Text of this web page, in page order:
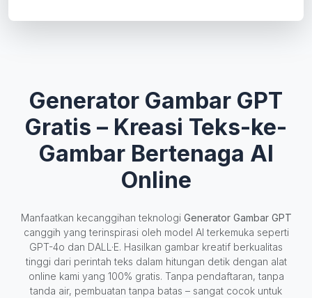
Generator Gambar GPT
Gratis – Kreasi Teks-ke-
Gambar Bertenaga AI
Online
Manfaatkan kecanggihan teknologi Generator Gambar GPT
canggih yang terinspirasi oleh model AI terkemuka seperti
GPT-4o dan DALL·E. Hasilkan gambar kreatif berkualitas
tinggi dari perintah teks dalam hitungan detik dengan alat
online kami yang 100% gratis. Tanpa pendaftaran, tanpa
tanda air, pembuatan tanpa batas – sangat cocok untuk